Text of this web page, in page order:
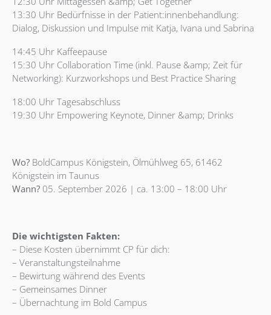
13:30 Uhr Bedürfnisse in der Patient:innenbehandlung:
Dialog, Diskussion und Impulse mit Katja, Ivana und Sabrina
14:45 Uhr Kaffeepause
15:30 Uhr Collaboration Time (inkl. Pause &amp; Zeit für
Networking): Kurzworkshops und Best Practice Sharing
18:00 Uhr Tagesabschluss
19:30 Uhr Empowering Keynote, Dinner &amp; Drinks
Wo? BoldCampus Königstein, Ölmühlweg 65, 61462
Königstein im Taunus
Wann? 05. September 2026 | ca. 13:00 – 18:00 Uhr
Die wichtigsten Fakten:
– Diese Kosten übernimmt CP für dich:
– Veranstaltungsteilnahme
– Bewirtung während des Events
– Gemeinsames Dinner
– Übernachtung im Bold Campus